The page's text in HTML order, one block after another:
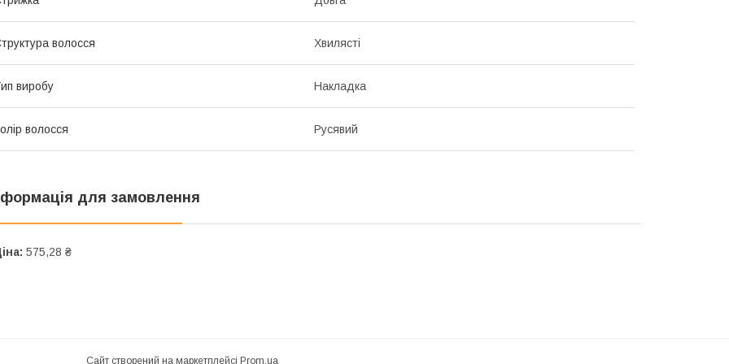
волосся Хвилясті
виробу Накладка
волосся Русявий
для замовлення
575,28 ₴
Сайт створений на маркетплейсі Prom.ua